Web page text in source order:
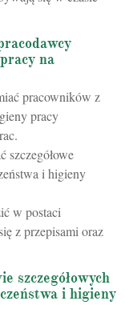
na
pracowników z
pracy
szczegółowe
i higieny
w postaci
z przepisami oraz
szczegółowych
i higieny